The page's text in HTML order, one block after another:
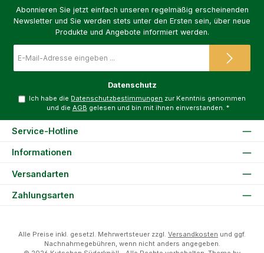
Abonnieren Sie jetzt einfach unseren regelmäßig erscheinenden
Newsletter und Sie werden stets unter den Ersten sein, über neue
Produkte und Angebote informiert werden.
Mail-
Adresse
Datenschutz
Ich habe die Datenschutzbestimmungen zur Kenntnis genommen
und die AGB gelesen und bin mit ihnen einverstanden. *
Service-Hotline
Informationen
Versandarten
Zahlungsarten
Alle Preise inkl. gesetzl. Mehrwertsteuer zzgl. Versandkosten und ggf.
Nachnahmegebühren, wenn nicht anders angegeben.